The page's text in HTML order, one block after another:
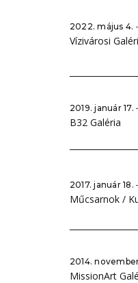
2022. május 4.
Vízivárosi
2019. január 17.
B32 Galéria
2017. január 18.
Műcsarnok /
2014.
MissionArt